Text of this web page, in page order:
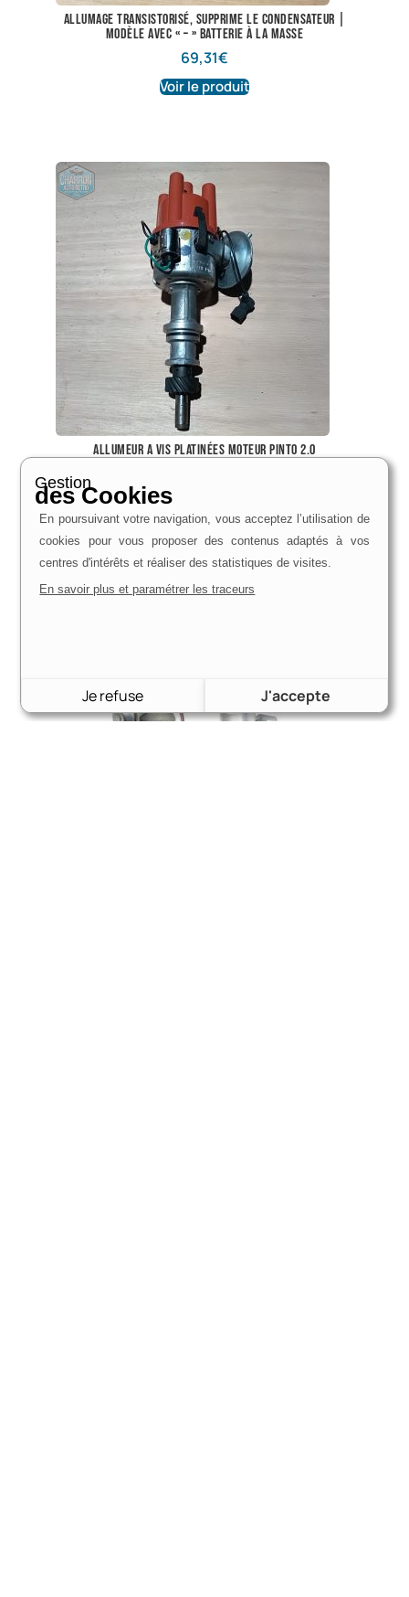
Allumage transistorisé, supprime le condensateur |
Modèle avec « – » batterie à la masse
69,31€
Voir le produit
allumeur a vis platinées moteur pinto 2.0
Voir le produit
Gestion
des Cookies
En poursuivant votre navigation, vous acceptez l’utilisation de
cookies pour vous proposer des contenus adaptés à vos
centres d'intérêts et réaliser des statistiques de visites.
En savoir plus et paramétrer les traceurs
Je refuse J'accepte